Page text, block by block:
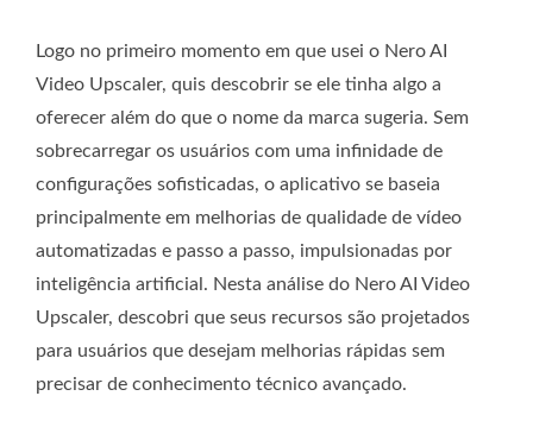
Logo no primeiro momento em que usei o Nero AI
Video Upscaler, quis descobrir se ele tinha algo a
oferecer além do que o nome da marca sugeria. Sem
sobrecarregar os usuários com uma infinidade de
configurações sofisticadas, o aplicativo se baseia
principalmente em melhorias de qualidade de vídeo
automatizadas e passo a passo, impulsionadas por
inteligência artificial. Nesta análise do Nero AI Video
Upscaler, descobri que seus recursos são projetados
para usuários que desejam melhorias rápidas sem
precisar de conhecimento técnico avançado.